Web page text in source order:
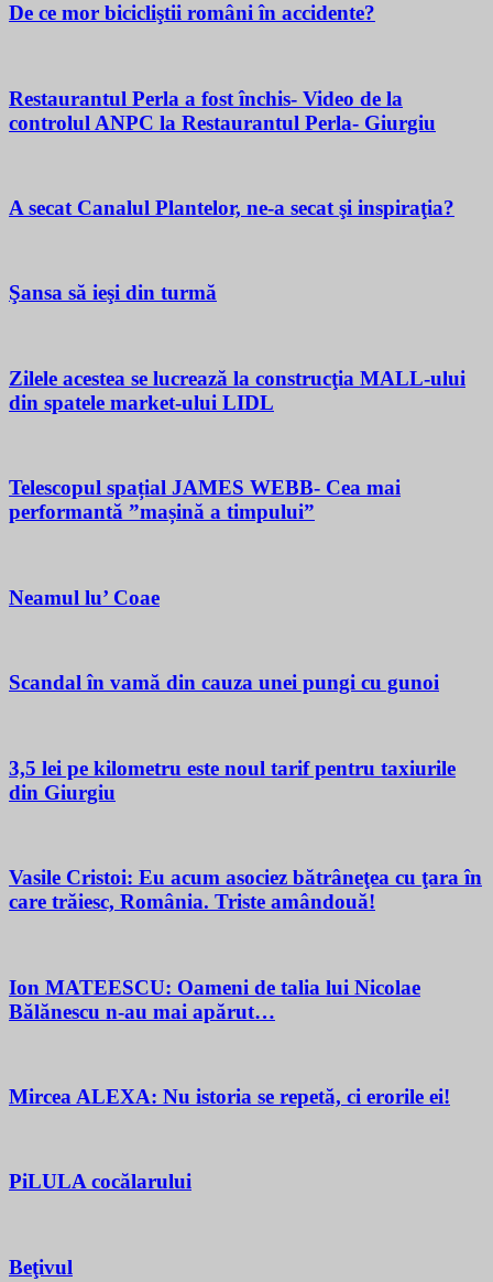
De ce mor bicicliştii români în accidente?
Restaurantul Perla a fost închis- Video de la
controlul ANPC la Restaurantul Perla- Giurgiu
A secat Canalul Plantelor, ne-a secat şi inspiraţia?
Şansa să ieşi din turmă
Zilele acestea se lucrează la construcţia MALL-ului
din spatele market-ului LIDL
Telescopul spațial JAMES WEBB- Cea mai
performantă ”mașină a timpului”
Neamul lu’ Coae
Scandal în vamă din cauza unei pungi cu gunoi
3,5 lei pe kilometru este noul tarif pentru taxiurile
din Giurgiu
Vasile Cristoi: Eu acum asociez bătrâneţea cu ţara în
care trăiesc, România. Triste amândouă!
Ion MATEESCU: Oameni de talia lui Nicolae
Bălănescu n-au mai apărut…
Mircea ALEXA: Nu istoria se repetă, ci erorile ei!
PiLULA cocălarului
Beţivul